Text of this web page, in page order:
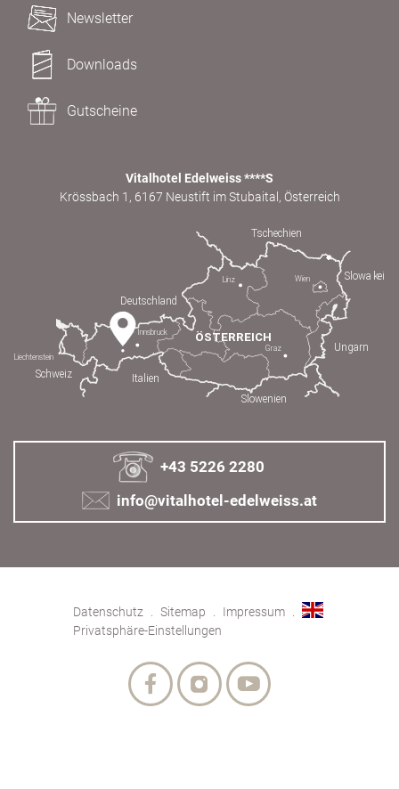
Newsletter
Downloads
Gutscheine
Vitalhotel Edelweiss ****S
Krössbach 1, 6167 Neustift im Stubaital, Österreich
+43 5226 2280
info@vitalhotel-edelweiss.at
Datenschutz Sitemap
Impressum
Privatsphäre-Einstellungen